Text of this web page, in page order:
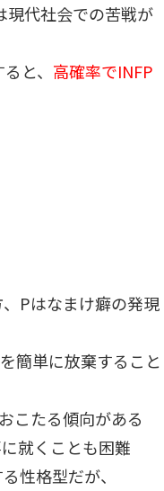
現代社会での苦戦が
と、 高確率でINFP
Pはなまけ癖の発現
簡単に放棄すること
こたる傾向がある
就くことも困難
性格型だが、